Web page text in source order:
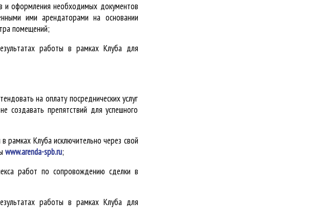
и оформления необходимых документов
ими арендаторами на основании
помещений;
работы в рамках Клуба для
на оплату посреднических услуг
создавать препятствий для успешного
рамках Клуба исключительно через свой
www.arenda-spb.ru;
работ по сопровождению сделки в
работы в рамках Клуба для